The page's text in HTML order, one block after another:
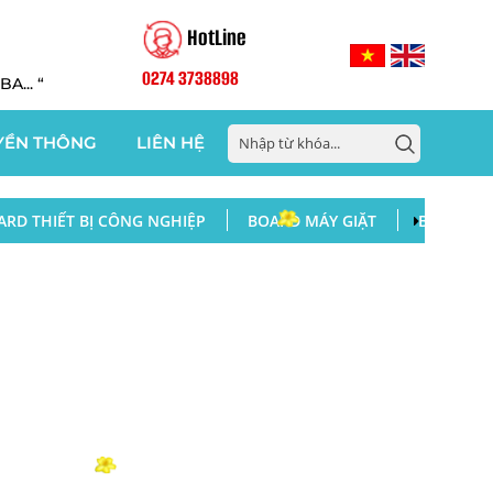
“
HotLine
0274 3738898
THÔNG LIÊN HỆ
THIẾT BỊ CÔNG NGHIỆP BOARD MÁY GIẶT BOARD